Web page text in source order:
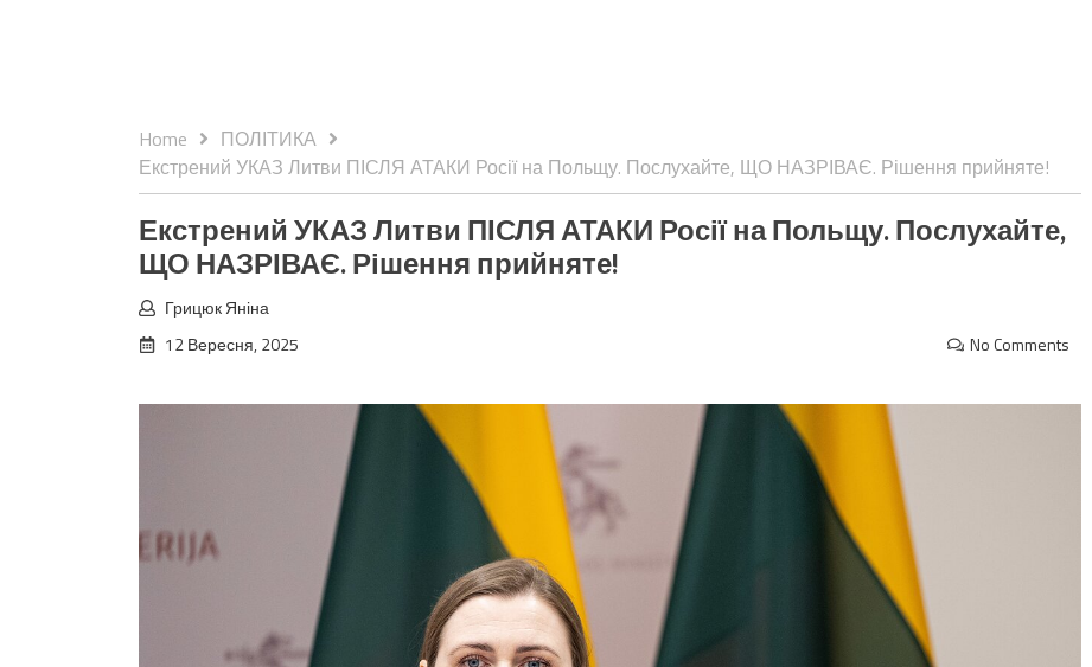
Home
ПОЛІТИКА
Екстрений УКАЗ Литви ПІСЛЯ АТАКИ Росії на Польщу. Послухайте, ЩО НАЗРІВАЄ. Рішення прийняте!
Екстрений УКАЗ Литви ПІСЛЯ АТАКИ Росії на Польщу. Послухайте,
ЩО НАЗРІВАЄ. Рішення прийняте!
Грицюк Яніна
12 Вересня, 2025
No Comments